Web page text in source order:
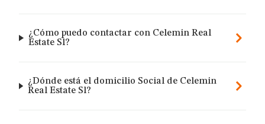
¿Cómo puedo contactar con Celemin Real
Estate Sl?
¿Dónde está el domicilio Social de Celemin
Real Estate Sl?